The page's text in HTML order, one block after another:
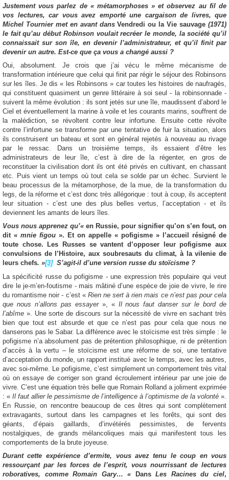
Justement vous parlez de « métamorphoses » et observez au fil de
vos lectures, car vous avez emporté une cargaison de livres, que
Michel Tournier met en avant dansVendredi ou la Vie sauvage (1971)
le fait qu’au début Robinson voulait recréer le monde, la société qu’il
connaissait sur son île, en devenir l’administrateur, et qu’il finit par
devenir un autre. Est-ce que ça vous a changé aussi ?
Oui, absolument. Je crois que j’ai vécu le même mécanisme de
transformation intérieure que celui qui finit par régir le séjour des Robinsons
sur les îles. Je dis « les Robinsons » car toutes les histoires de naufragés,
qui constituent quasiment un genre littéraire à soi seul - la robinsonnade -
suivent la même évolution : ils sont jetés sur une île, maudissent d’abord le
Ciel et éventuellement la marine à voile et les courants marins, souffrent de
la malédiction, se révoltent contre leur infortune. Ensuite cette révolte
contre l’infortune se transforme par une tentative de fuir la situation, alors
ils construisent un bateau et sont en général rejetés à nouveau au rivage
par le ressac. Dans un troisième temps, ils essaient d’être les
administrateurs de leur île, c’est à dire de la régenter, en gros de
reconstituer la civilisation dont ils ont été privés en cultivant, en chassant
etc. Puis vient un temps où tout cela se solde par un échec. Survient le
beau processus de la métamorphose, de la mue, de la transformation du
legs, de la réforme et c’est donc très allégorique : tout à coup, ils acceptent
leur situation - c’est une des plus belles vertus, l’acceptation - et ils
deviennent les amants de leurs îles.
Vous nous apprenez qu’« en Russie, pour signifier qu’on s’en fout, on
dit « mnie figou ». Et on appelle « pofigisme » l’accueil résigné de
toute chose. Les Russes se vantent d’opposer leur pofigisme aux
convulsions de l’Histoire, aux soubresauts du climat, à la vilenie de
leurs chefs. »[3] S’agit-il d’une version russe du stoïcisme ?
La spécificité russe du pofigisme - une expression très populaire qui veut
dire le je-m’en-foutisme - mais mâtiné d’une espèce de joie de vivre, le rire
du romantisme noir - c’est « Rien ne sert à rien mais ce n’est pas pour cela
que nous n’allons pas essayer », « Il nous faut danser sur le bord de
l’abîme ». Une sorte de discours sur la nécessité de vivre en sachant très
bien que tout est absurde et que ce n’est pas pour cela que nous ne
danserons pas le Sabar. La différence avec le stoïcisme est très simple : le
pofigisme n’a absolument pas de prétention philosophique, ni de prétention
d’accès à la vertu – le stoïcisme est une réforme de soi, une tentative
d’acceptation du monde, un rapport institué avec le temps, avec les autres,
avec soi-même. Le pofigisme, c’est simplement un comportement très vital
où on essaye de corriger son grand écroulement intérieur par une joie de
vivre. C’est une équation très belle que Romain Rolland a joliment exprimée
: « Il faut allier le pessimisme de l’intelligence à l’optimisme de la volonté ».
En Russie, on rencontre beaucoup de ces êtres qui sont complètement
extravagants, surtout dans les campagnes et les forêts, qui sont des
géants, d’épais gaillards, d’invétérés pessimistes, de fervents
nostalgiques, de grands mélancoliques mais qui manifestent tous les
comportements de la brute joyeuse.
Durant cette expérience d’ermite, vous avez tenu le coup en vous
ressourçant par les forces de l’esprit, vous nourrissant de lectures
roboratives, comme Romain Gary… « DansLes Racines du ciel,